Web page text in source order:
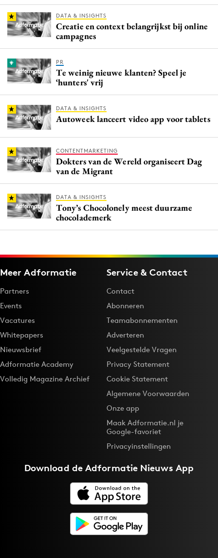
DATA & INSIGHTS
Creatie en context belangrijkst bij online
campagnes
PR
Te weinig nieuwe klanten? Speel je
‘hunters' vrij
DATA & INSIGHTS
Autoweek lanceert video app voor tablets
CONTENTMARKETING
Dokters van de Wereld organiseert Dag
van de Migrant
DATA & INSIGHTS
Tony’s Chocolonely meest duurzame
chocolademerk
Meer Adformatie
Partners
Events
Vacatures
Whitepapers
Nieuwsbrief
Adformatie Academy
Volledig Magazine Archief
Service & Contact
Contact
Abonneren
Teamabonnementen
Adverteren
Veelgestelde Vragen
Privacy Statement
Cookie Statement
Algemene Voorwaarden
Onze app
Maak Adformatie.nl je
Google-favoriet
Privacyinstellingen
Download deAdformatie Nieuws App